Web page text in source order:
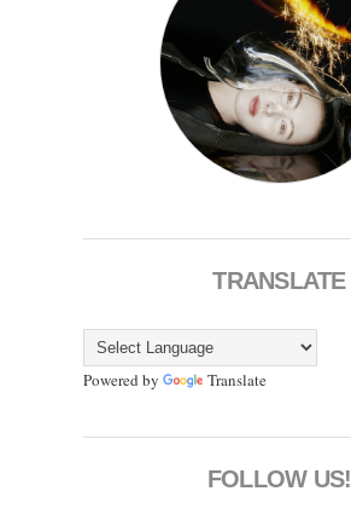
TRANSLATE
Powered by Translate
FOLLOW US!